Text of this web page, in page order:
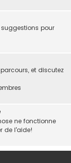
pour
et discutez
ne fonctionne
de l'aide!